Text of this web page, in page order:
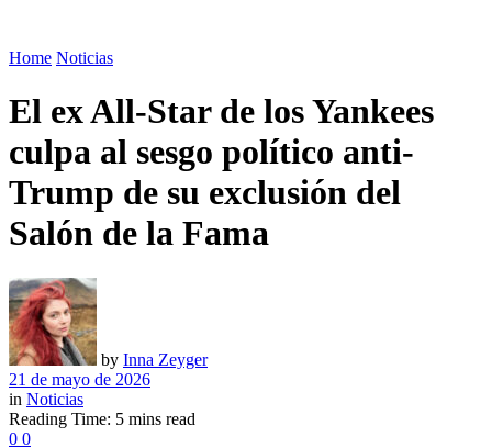
Home Noticias
El ex All-Star de los Yankees
culpa al sesgo político anti-
Trump de su exclusión del
Salón de la Fama
by Inna Zeyger
21 de mayo de 2026
in Noticias
Reading Time: 5 mins read
0 0